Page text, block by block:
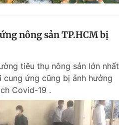
nông sản TP.HCM bị
tiêu thụ nông sản lớn nhất
cung ứng cũng bị ảnh hưởng
Covid-19 .